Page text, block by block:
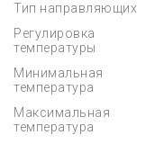
Тип направляющих
Регулировка
температуры
Минимальная
температура
Максимальная
температура